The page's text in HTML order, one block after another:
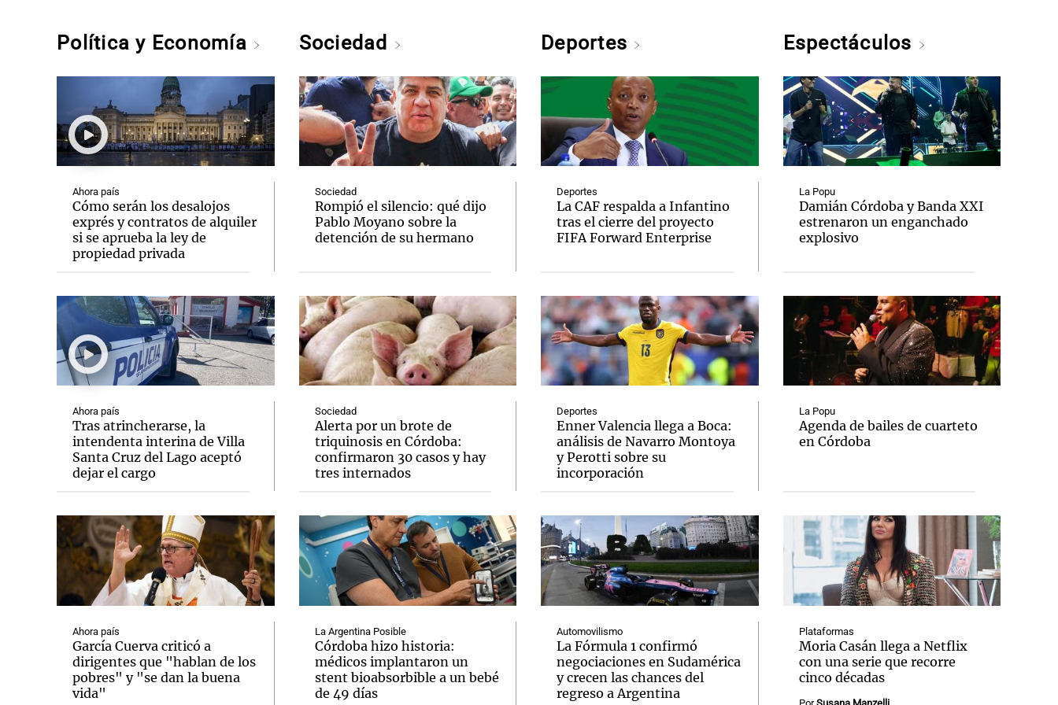
Política y Economía
Ahora país
Cómo serán los desalojos
exprés y contratos de alquiler
si se aprueba la ley de
propiedad privada
Ahora país
Tras atrincherarse, la
intendenta interina de Villa
Santa Cruz del Lago aceptó
dejar el cargo
Ahora país
García Cuerva criticó a
dirigentes que "hablan de los
pobres" y "se dan la buena
vida"
Sociedad
Sociedad
Rompió el silencio: qué dijo
Pablo Moyano sobre la
detención de su hermano
Sociedad
Alerta por un brote de
triquinosis en Córdoba:
confirmaron 30 casos y hay
tres internados
La Argentina Posible
Córdoba hizo historia:
médicos implantaron un
stent bioabsorbible a un bebé
de 49 días
Deportes
Deportes
La CAF respalda a Infantino
tras el cierre del proyecto
FIFA Forward Enterprise
Deportes
Enner Valencia llega a Boca:
análisis de Navarro Montoya
y Perotti sobre su
incorporación
Automovilismo
La Fórmula 1 confirmó
negociaciones en Sudamérica
y crecen las chances del
regreso a Argentina
Espectáculos
La Popu
Damián Córdoba y Banda XXI
estrenaron un enganchado
explosivo
La Popu
Agenda de bailes de cuarteto
en Córdoba
Plataformas
Moria Casán llega a Netflix
con una serie que recorre
cinco décadas
Notas Notas
El huracán de Arequito Cadena 3 en Groenlandia